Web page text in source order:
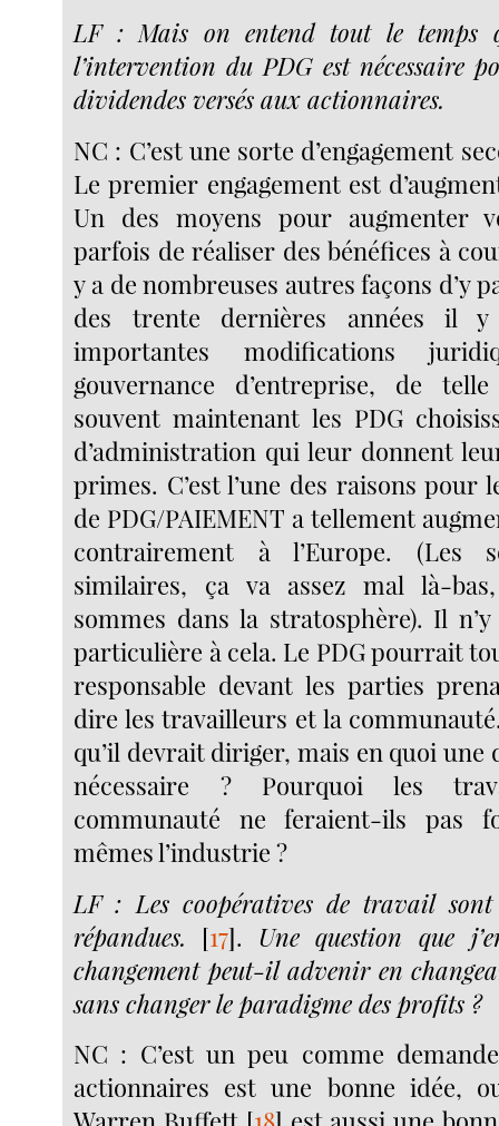
LF : Mais on entend tout le temps
l’intervention du PDG est nécessaire
dividendes versés aux actionnaires.
NC : C’est une sorte d’engagement
Le premier engagement est
Un des moyens pour augmenter
parfois de réaliser des bénéfices à
y a de nombreuses autres façons d’y
des trente dernières années il
importantes modifications
gouvernance d’entreprise, de telle
souvent maintenant les PDG
d’administration qui leur donnent
primes. C’est l’une des raisons pour
de PDG/PAIEMENT a tellement
contrairement à l’Europe. (Les
similaires, ça va assez mal là-
sommes dans la stratosphère). Il
particulière à cela. Le PDG pourrait
responsable devant les parties
dire les travailleurs et la
qu’il devrait diriger, mais en quoi
nécessaire ? Pourquoi les
communauté ne feraient-ils pas
mêmes l’industrie ?
LF : Les coopératives de travail
répandues. [17]. Une question que
changement peut-il advenir en
sans changer le paradigme des profits ?
NC : C’est un peu comme
actionnaires est une bonne idée,